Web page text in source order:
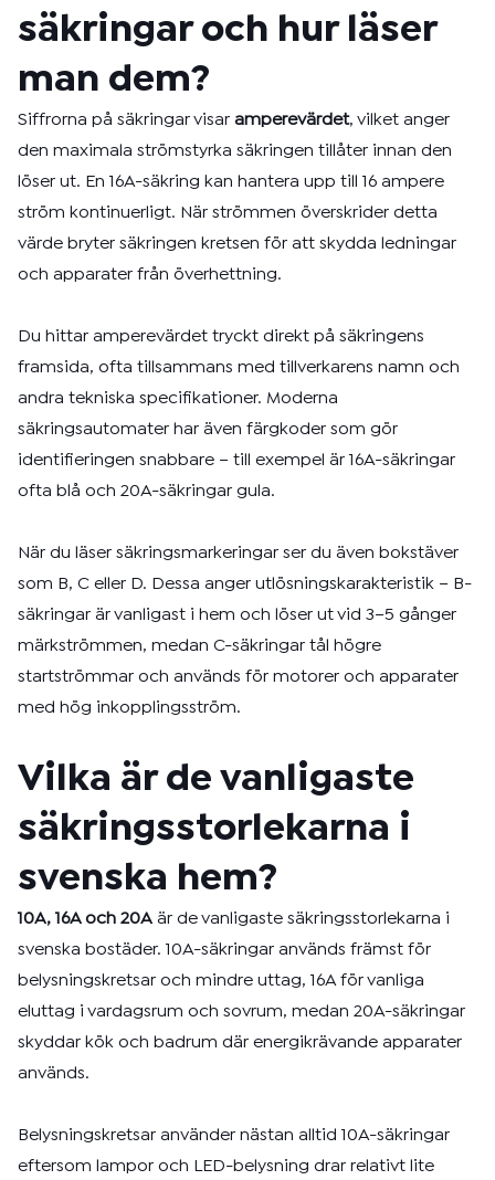
säkringar och hur läser
man dem?
Siffrorna på säkringar visar amperevärdet, vilket anger
den maximala strömstyrka säkringen tillåter innan den
löser ut. En 16A-säkring kan hantera upp till 16 ampere
ström kontinuerligt. När strömmen överskrider detta
värde bryter säkringen kretsen för att skydda ledningar
och apparater från överhettning.
Du hittar amperevärdet tryckt direkt på säkringens
framsida, ofta tillsammans med tillverkarens namn och
andra tekniska specifikationer. Moderna
säkringsautomater har även färgkoder som gör
identifieringen snabbare – till exempel är 16A-säkringar
ofta blå och 20A-säkringar gula.
När du läser säkringsmarkeringar ser du även bokstäver
som B, C eller D. Dessa anger utlösningskarakteristik – B-
säkringar är vanligast i hem och löser ut vid 3–5 gånger
märkströmmen, medan C-säkringar tål högre
startströmmar och används för motorer och apparater
med hög inkopplingsström.
Vilka är de vanligaste
säkringsstorlekarna i
svenska hem?
10A, 16A och 20A är de vanligaste säkringsstorlekarna i
svenska bostäder. 10A-säkringar används främst för
belysningskretsar och mindre uttag, 16A för vanliga
eluttag i vardagsrum och sovrum, medan 20A-säkringar
skyddar kök och badrum där energikrävande apparater
används.
Belysningskretsar använder nästan alltid 10A-säkringar
eftersom lampor och LED-belysning drar relativt lite